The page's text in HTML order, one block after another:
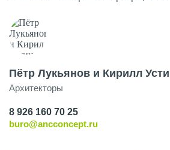
Пётр Лукьянов и Кирилл
Архитекторы
8 926 160 70 25
buro@ancconcept.ru